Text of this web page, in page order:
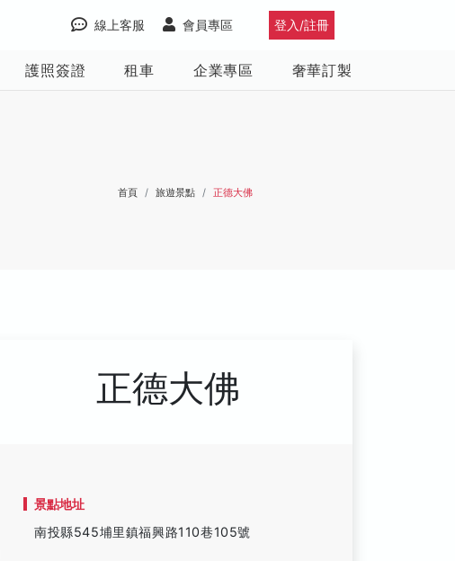
登入/註冊
會員專區
線上客服
護照簽證 租車 企業專區 奢華訂製
首頁 旅遊景點 正德大佛
正德大佛
景點地址
南投縣545埔里鎮福興路110巷105號